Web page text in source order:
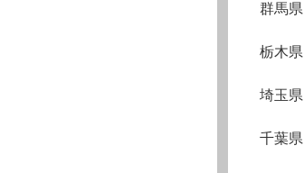
群馬県
栃木県
埼玉県
千葉県